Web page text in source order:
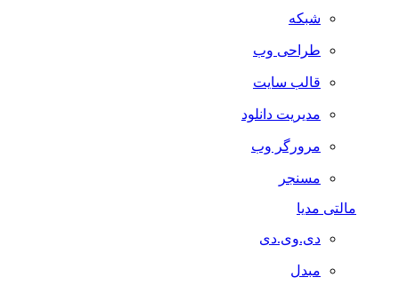
شبکه
طراحی وب
قالب سایت
مدیریت دانلود
مرورگر وب
مسنجر
مالتی مدیا
دی.وی.دی
مبدل